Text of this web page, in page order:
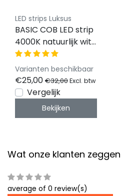
LED strips Luksus
BASIC COB LED strip
4000K natuurlijk wit
8W 530LM 320LED
p/m IP20 24vdc
CRI90 - 5 meter
Varianten beschikbaar
€25,00 €32,00Excl. btw
Vergelijk
Bekijken
Wat onze klanten zeggen
average of 0 review(s)